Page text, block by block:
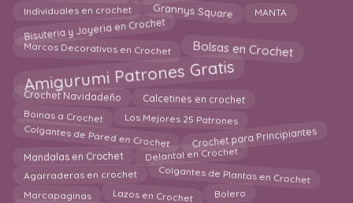
Individuales en crochet Grannys Square MANTA
Bisuteria y Joyeria en Crochet
Marcos Decorativos en Crochet Bolsas en Crochet
Amigurumi Patrones Gratis
Crochet Navidadeño Calcetines en crochet
Boinas a Crochet Los Mejores 25 Patrones
Colgantes de Pared en Crochet Crochet para Principiantes
Mandalas en Crochet Delantal en Crochet
Agarraderas en crochet Colgantes de Plantas en Crochet
Marcapaginas Lazos en Crochet Bolero